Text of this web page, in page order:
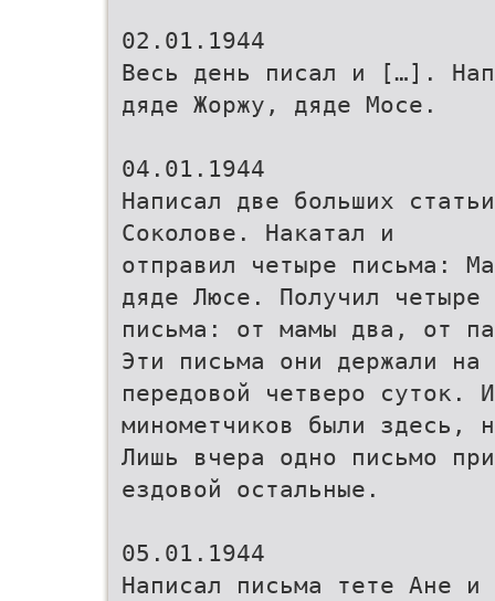
02.01.1944
Весь день писал и […].
дяде Жоржу, дяде Мосе.
04.01.1944
Написал две больших
Соколове. Накатал и
отправил четыре письма:
дяде Люсе. Получил четыре
письма: от мамы два, от
Эти письма они держали на
передовой четверо суток.
минометчиков были здесь,
Лишь вчера одно письмо
ездовой остальные.
05.01.1944
Написал письма тете Ане